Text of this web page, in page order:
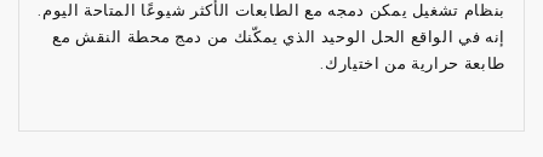
بنظام تشغيل يمكن دمجه مع الطابعات الأكثر شيوعًا المتاحة اليوم.
إنه في الواقع الحل الوحيد الذي يمكّنك من دمج محطة النقش مع
طابعة حرارية من اختيارك.